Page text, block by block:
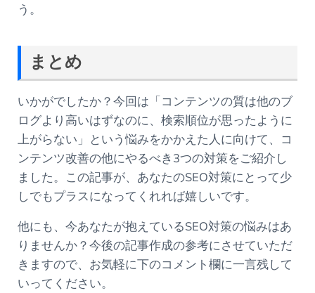
う。
まとめ
いかがでしたか？今回は「コンテンツの質は他のブ
ログより高いはずなのに、検索順位が思ったように
上がらない」という悩みをかかえた人に向けて、コ
ンテンツ改善の他にやるべき3つの対策をご紹介し
ました。この記事が、あなたのSEO対策にとって少
しでもプラスになってくれれば嬉しいです。
他にも、今あなたが抱えているSEO対策の悩みはあ
りませんか？今後の記事作成の参考にさせていただ
きますので、お気軽に下のコメント欄に一言残して
いってください。